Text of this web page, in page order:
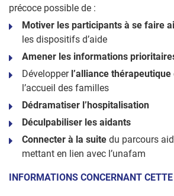
précoce possible de :
Motiver les participants à se faire
les dispositifs d’aide
Amener les informations
Développer l’alliance thérapeutique
l’accueil des familles
Dédramatiser l’hospitalisation
Déculpabiliser les aidants
Connecter à la suite du parcours
mettant en lien avec l’unafam
INFORMATIONS CONCERNANT